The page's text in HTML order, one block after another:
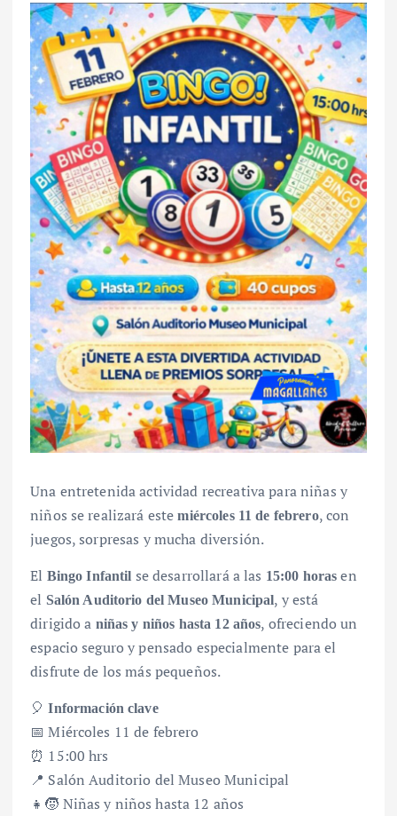
Una entretenida actividad recreativa para niñas y
niños se realizará estemiércoles 11 de febrero, con
juegos, sorpresas y mucha diversión.
El Bingo Infantil se desarrollará a las 15:00 horas en
el Salón Auditorio del Museo Municipal, y está
dirigido a niñas y niños hasta 12 años, ofreciendo un
espacio seguro y pensado especialmente para el
disfrute de los más pequeños.
🎈Información clave
📅 Miércoles 11 de febrero
⏰ 15:00 hrs
📍 Salón Auditorio del Museo Municipal
👧🧒 Niñas y niños hasta 12 años